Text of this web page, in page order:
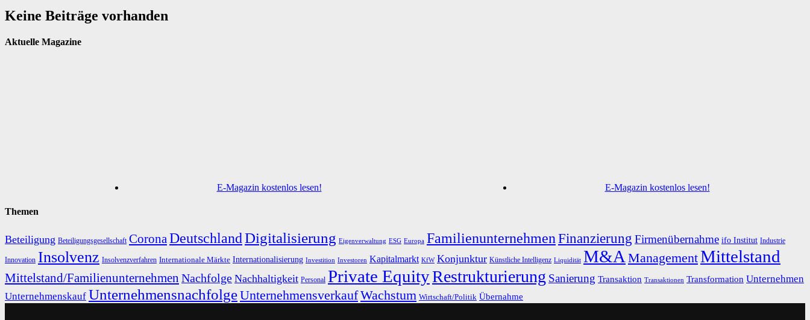
Keine Beiträge vorhanden
Aktuelle Magazine
E-Magazin kostenlos lesen! E-Magazin kostenlos lesen!
Themen
Beteiligung Beteiligungsgesellschaft CoronaDeutschlandDigitalisierung Eigenverwaltung ESG Europa Familienunternehmen Finanzierung Firmenübernahme ifo Institut Industrie
Innovation Insolvenz Insolvenzverfahren Internationale Märkte Internationalisierung Investition Investoren Kapitalmarkt KfW Konjunktur Künstliche Intelligenz Liquidität M&A ManagementMittelstand
Mittelstand/Familienunternehmen Nachfolge Nachhaltigkeit Personal Private EquityRestrukturierung Sanierung Transaktion Transaktionen Transformation Unternehmen
Unternehmenskauf UnternehmensnachfolgeUnternehmensverkaufWachstum Wirtschaft/Politik Übernahme